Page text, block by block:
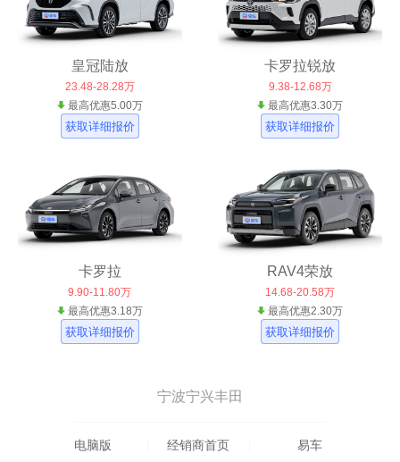
皇冠陆放
23.48-28.28万
最高优惠5.00万
获取详细报价
卡罗拉锐放
9.38-12.68万
最高优惠3.30万
获取详细报价
卡罗拉
9.90-11.80万
最高优惠3.18万
获取详细报价
RAV4荣放
14.68-20.58万
最高优惠2.30万
获取详细报价
宁波宁兴丰田
电脑版 经销商首页 易车